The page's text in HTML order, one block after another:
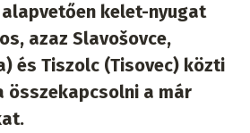
kelet-nyugat
azaz Slavošovce,
és Tiszolc (Tisovec) közti
összekapcsolni a már